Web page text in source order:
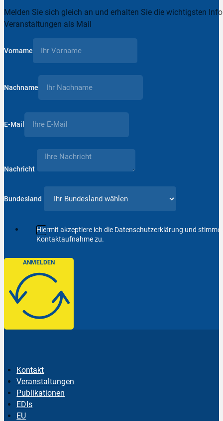
Melden Sie sich gleich an und erhalten Sie die wichtigsten
Veranstaltungen als Mail
Vorname
Nachname
E-Mail
Nachricht
Bundesland
Hiermit akzeptiere ich die Datenschutzerklärung und
Kontaktaufnahme zu.
ANMELDEN
Kontakt
Veranstaltungen
Publikationen
EDIs
EU